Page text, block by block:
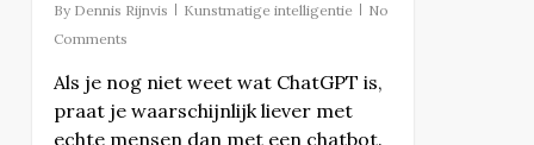
By Dennis Rijnvis Kunstmatige intelligentie
No
Comments
Als je nog niet weet wat ChatGPT is,
praat je waarschijnlijk liever met
echte mensen dan met een chatbot.